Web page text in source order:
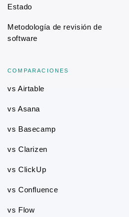
Estado
Metodología de revisión de
software
COMPARACIONES
vs Airtable
vs Asana
vs Basecamp
vs Clarizen
vs ClickUp
vs Confluence
vs Flow